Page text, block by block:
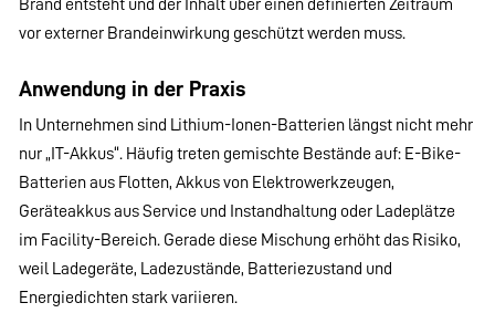
vor externer Brandeinwirkung geschützt werden muss.
Anwendung in der Praxis
In Unternehmen sind Lithium-Ionen-Batterien längst nicht mehr
nur „IT-Akkus“. Häufig treten gemischte Bestände auf: E-Bike-
Batterien aus Flotten, Akkus von Elektrowerkzeugen,
Geräteakkus aus Service und Instandhaltung oder Ladeplätze
im Facility-Bereich. Gerade diese Mischung erhöht das Risiko,
weil Ladegeräte, Ladezustände, Batteriezustand und
Energiedichten stark variieren.